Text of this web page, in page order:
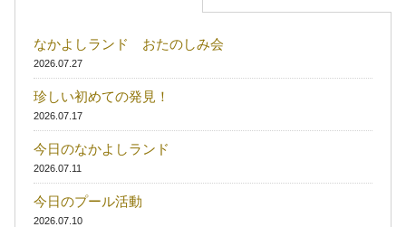
なかよしランド おたのしみ会
2026.07.27
珍しい初めての発見！
2026.07.17
今日のなかよしランド
2026.07.11
今日のプール活動
2026.07.10